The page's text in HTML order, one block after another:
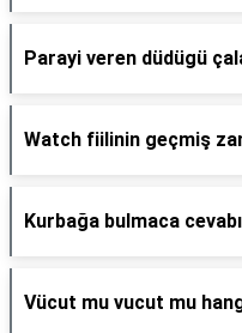
Parayi veren düdügü
Watch fiilinin geçmiş
Kurbağa bulmaca
Vücut mu vucut mu